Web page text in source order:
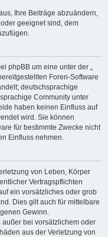
Ihre Beiträge abzuändern,
geeignet sind, dem
phpBB um eine unter der „
Foren-Software
deutschsprachige
Community unter
haben keinen Einfluss auf
wird. Sie können
für bestimmte Zwecke nicht
Einfluss nehmen.
von Leben, Körper
Vertragspflichten
ein vorsätzliches oder grob
Dies gilt auch für mittelbare
Gewinn.
bei vorsätzlichem oder
aus der Verletzung von